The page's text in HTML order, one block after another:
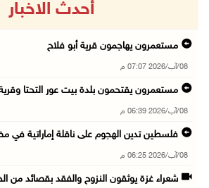
أحدث الاخبار
مستعمرون يهاجمون قرية أبو فلاح
08/آب/2026 07:07 م
مستعمرون يقتحمون بلدة بيت عور التحتا
08/آب/2026 06:39 م
فلسطين تدين الهجوم على ناقلة إماراتية في
08/آب/2026 06:25 م
شعراء غزة يوثقون النزوح والفقد بقصائد من